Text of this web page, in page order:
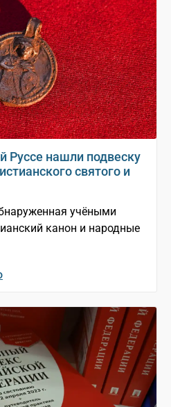
Руссе нашли подвеску
святого и
учёными
канон и народные